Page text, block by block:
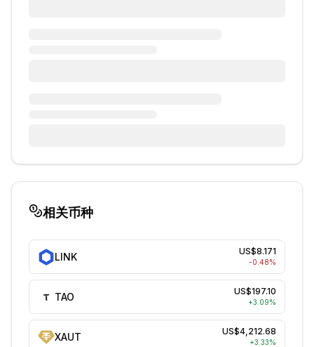
相关币种
LINK US$8.171
-0.48%
TAO US$197.10
+3.09%
XAUT US$4,212.68
+3.33%